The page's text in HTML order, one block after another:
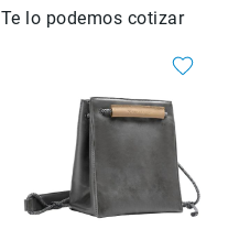
(KF13.142V2)
Te lo podemos cotizar